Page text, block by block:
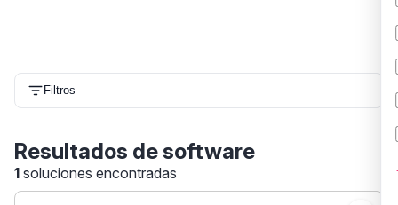
Filtros
Resultados de software
1 soluciones encontradas